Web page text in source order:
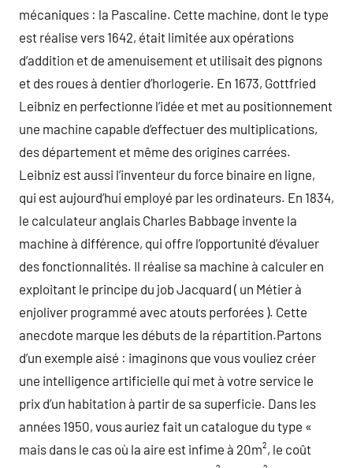
mécaniques : la Pascaline. Cette machine, dont le type
est réalise vers 1642, était limitée aux opérations
d’addition et de amenuisement et utilisait des pignons
et des roues à dentier d’horlogerie. En 1673, Gottfried
Leibniz en perfectionne l’idée et met au positionnement
une machine capable d’effectuer des multiplications,
des département et même des origines carrées.
Leibniz est aussi l’inventeur du force binaire en ligne,
qui est aujourd’hui employé par les ordinateurs. En 1834,
le calculateur anglais Charles Babbage invente la
machine à différence, qui offre l’opportunité d’évaluer
des fonctionnalités. Il réalise sa machine à calculer en
exploitant le principe du job Jacquard ( un Métier à
enjoliver programmé avec atouts perforées ). Cette
anecdote marque les débuts de la répartition.Partons
d’un exemple aisé : imaginons que vous vouliez créer
une intelligence artificielle qui met à votre service le
prix d’un habitation à partir de sa superficie. Dans les
années 1950, vous auriez fait un catalogue du type «
mais dans le cas où la aire est infime à 20m², le coût